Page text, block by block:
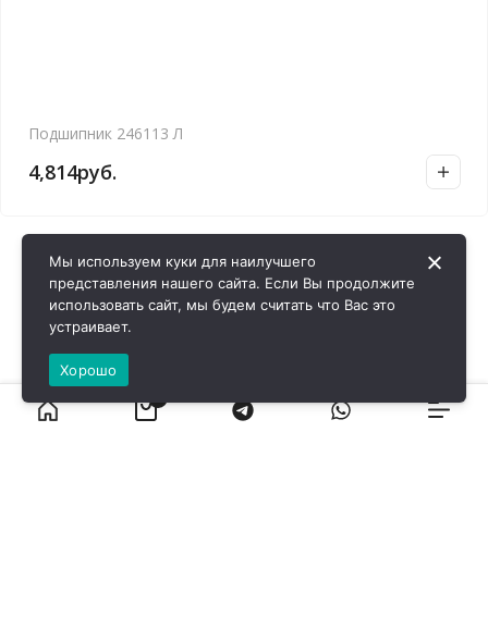
Подшипник 246113 Л
4,814руб.
Мы используем куки для наилучшего
представления нашего сайта. Если Вы продолжите
использовать сайт, мы будем считать что Вас это
устраивает.
Хорошо